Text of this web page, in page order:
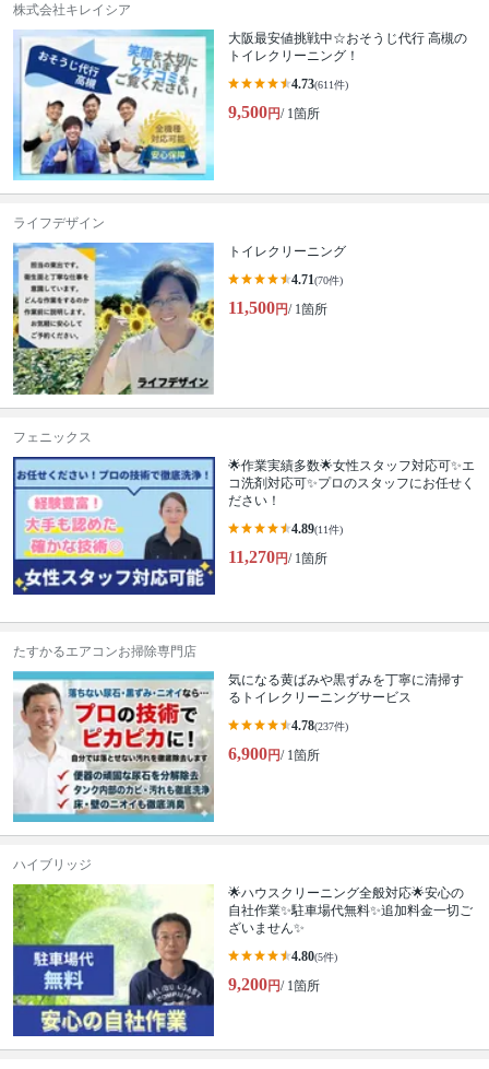
株式会社キレイシア
大阪最安値挑戦中☆おそうじ代行 高槻の
トイレクリーニング！
4.73(611件)
9,500円/ 1箇所
ライフデザイン
トイレクリーニング
4.71(70件)
11,500円/ 1箇所
フェニックス
🌟作業実績多数🌟女性スタッフ対応可✨エ
コ洗剤対応可✨プロのスタッフにお任せく
ださい！
4.89(11件)
11,270円/ 1箇所
たすかるエアコンお掃除専門店
気になる黄ばみや黒ずみを丁寧に清掃す
るトイレクリーニングサービス
4.78(237件)
6,900円/ 1箇所
ハイブリッジ
🌟ハウスクリーニング全般対応🌟安心の
自社作業✨️駐車場代無料✨️追加料金一切ご
ざいません✨
4.80(5件)
9,200円/ 1箇所